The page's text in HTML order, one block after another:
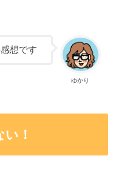
ゆかり
想です
！